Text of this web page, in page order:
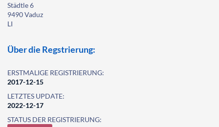
Städtle 6
9490 Vaduz
LI
Über die Regstrierung:
ERSTMALIGE REGISTRIERUNG:
2017-12-15
LETZTES UPDATE:
2022-12-17
STATUS DER REGISTRIERUNG: